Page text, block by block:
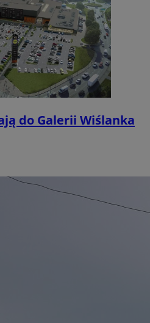
do Galerii Wiślanka